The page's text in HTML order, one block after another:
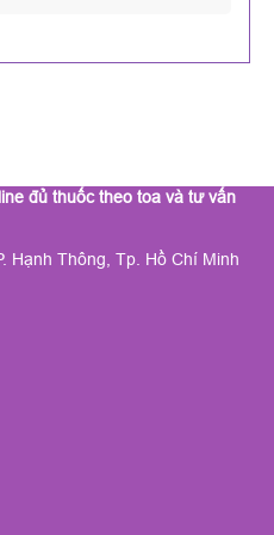
đủ thuốc theo toa và tư vấn
Hạnh Thông, Tp. Hồ Chí Minh